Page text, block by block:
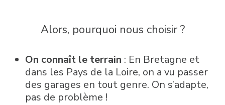
Alors, pourquoi nous choisir ?
On connaît le terrain : En Bretagne et
dans les Pays de la Loire, on a vu passer
des garages en tout genre. On s’adapte,
pas de problème !